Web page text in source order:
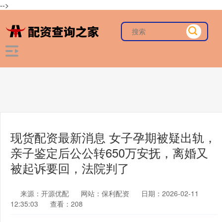
-->
现货配资最新消息 女子孕期被疑出轨，
亲子鉴定后公公转650万安抚，离婚又
被起诉要回，法院判了
来源：开源优配 网站：保利配资
日期：2026-02-11
12:35:03
查看：208